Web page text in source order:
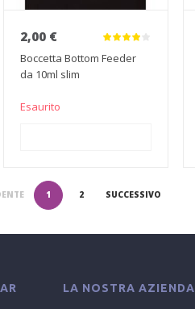
2,00 €
Boccetta Bottom Feeder
da 10ml slim
Esaurito
1 2 SUCCESSIVO
LA NOSTRA AZIENDA